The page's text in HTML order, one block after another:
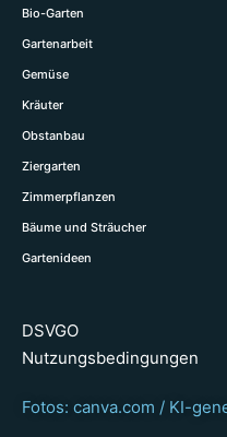
Bio-Garten
Gartenarbeit
Gemüse
Kräuter
Obstanbau
Ziergarten
Zimmerpflanzen
Bäume und Sträucher
Gartenideen
DSVGO
Nutzungsbedingungen
Fotos: canva.com / KI-